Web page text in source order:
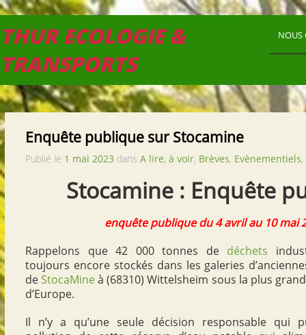
THUR ECOLOGIE &
TRANSPORTS
NOUS
Enquête publique sur Stocamine
Publié le 1 mai 2023 dans A lire, à voir, Brèves, Evènementiels,
Stocamine : Enquête
enquête publique du 4 avril au 10 mai
Rappelons que 42 000 tonnes de déchets
toujours encore stockés dans les galeries
de StocaMine à (68310) Wittelsheim sous la plus
d’Europe.
Il n’y a qu’une seule décision responsable qui